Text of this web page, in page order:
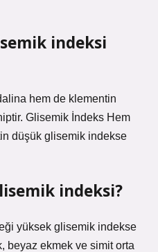
indeksi
hem de klementin
Glisemik İndeks Hem
düşük glisemik indekse
indeksi?
yüksek glisemik indekse
beyaz ekmek ve simit orta